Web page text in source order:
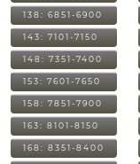
138: 6851-6900
143: 7101-7150
148: 7351-7400
153: 7601-7650
158: 7851-7900
163: 8101-8150
168: 8351-8400